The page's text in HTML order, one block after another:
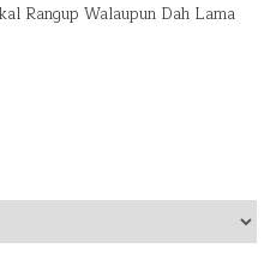
Rangup Walaupun Dah Lama